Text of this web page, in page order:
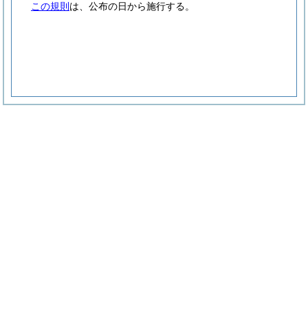
この規則 は、公布の日から施行する。